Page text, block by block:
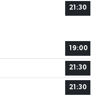
21:30
19:00
21:30
21:30